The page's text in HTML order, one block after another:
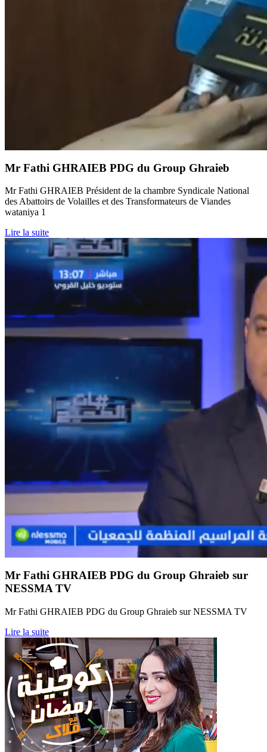
Mr Fathi GHRAIEB PDG du Group Ghraieb
Mr Fathi GHRAIEB Président de la chambre Syndicale National
des Abattoirs de Volailles et des Transformateurs de Viandes
wataniya 1
Lire la suite
Mr Fathi GHRAIEB PDG du Group Ghraieb sur
NESSMA TV
Mr Fathi GHRAIEB PDG du Group Ghraieb sur NESSMA TV
Lire la suite